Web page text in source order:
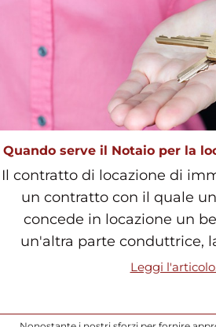
Quando serve il Notaio per la
Il contratto di locazione di
un contratto con il quale
concede in locazione un
un'altra parte conduttrice,
Leggi